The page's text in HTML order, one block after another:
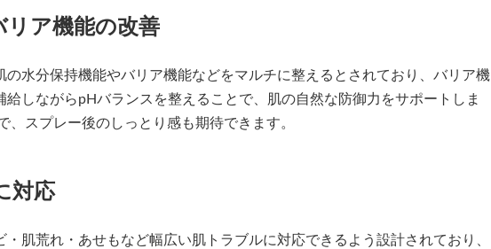
リア機能の改善
の水分保持機能やバリア機能などをマルチに整えるとされており、バリア機
給しながらpHバランスを整えることで、肌の自然な防御力をサポートしま
、スプレー後のしっとり感も期待できます。
対応
肌荒れ・あせもなど幅広い肌トラブルに対応できるよう設計されており、